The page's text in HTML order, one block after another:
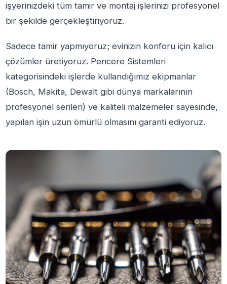
işyerinizdeki tüm tamir ve montaj işlerinizi profesyonel
bir şekilde gerçekleştiriyoruz.
Sadece tamir yapmıyoruz; evinizin konforu için kalıcı
çözümler üretiyoruz. Pencere Sistemleri
kategorisindeki işlerde kullandığımız ekipmanlar
(Bosch, Makita, Dewalt gibi dünya markalarının
profesyonel serileri) ve kaliteli malzemeler sayesinde,
yapılan işin uzun ömürlü olmasını garanti ediyoruz.